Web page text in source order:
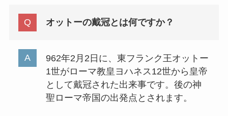
オットーの戴冠とは何ですか？
962年2月2日に、東フランク王オットー
1世がローマ教皇ヨハネス12世から皇帝
として戴冠された出来事です。後の神
聖ローマ帝国の出発点とされます。